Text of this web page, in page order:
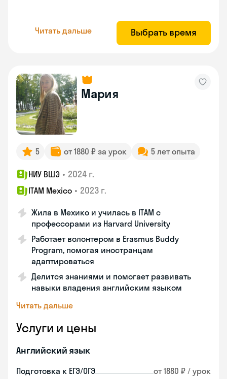
Читать дальше Выбрать время
Мария
5 от 1880 ₽ за урок 5 лет опыта
НИУ ВШЭ • 2024 г.
ITAM Mexico • 2023 г.
Жила в Мехико и училась в ITAM с
профессорами из Harvard University
Работает волонтером в Erasmus Buddy
Program, помогая иностранцам
адаптироваться
Делится знаниями и помогает развивать
навыки владения английским языком
Читать дальше
Услуги и цены
Английский язык
Подготовка к ЕГЭ/ОГЭ от 1880 ₽ / урок